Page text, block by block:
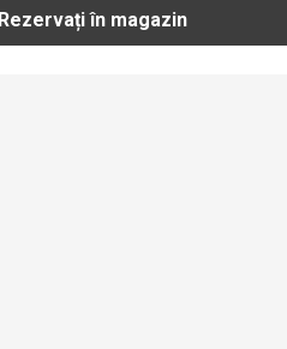
Rezervați în magazin